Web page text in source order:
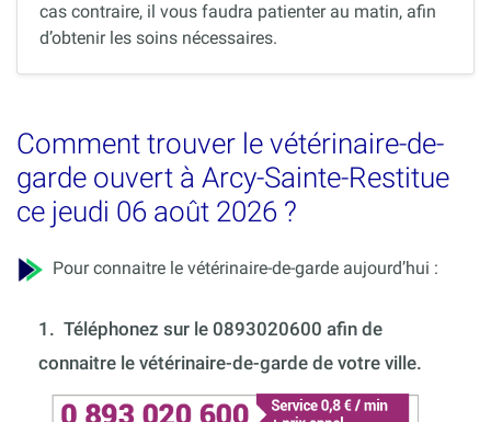
cas contraire, il vous faudra patienter au matin, afin
d’obtenir les soins nécessaires.
Comment trouver le vétérinaire-de-
garde ouvert à Arcy-Sainte-Restitue
ce jeudi 06 août 2026 ?
Pour connaitre le vétérinaire-de-garde aujourd’hui :
1. Téléphonez sur le 0893020600 afin de
connaitre le vétérinaire-de-garde de votre ville.